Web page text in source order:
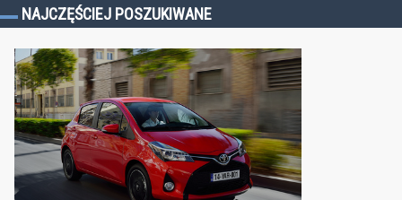
NAJCZĘŚCIEJ POSZUKIWANE